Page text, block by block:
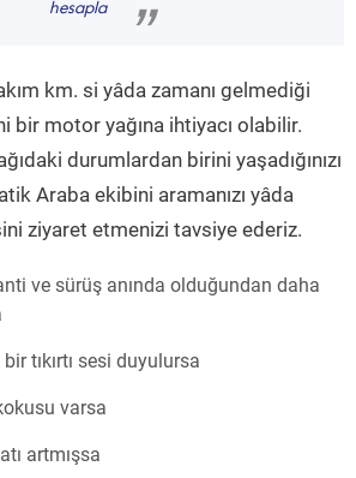
hesapla
”
km. si yâda zamanı gelmediği
bir motor yağına ihtiyacı olabilir.
durumlardan birini yaşadığınızı
Araba ekibini aramanızı yâda
ziyaret etmenizi tavsiye ederiz.
ve sürüş anında olduğundan daha
tıkırtı sesi duyulursa
varsa
artmışsa